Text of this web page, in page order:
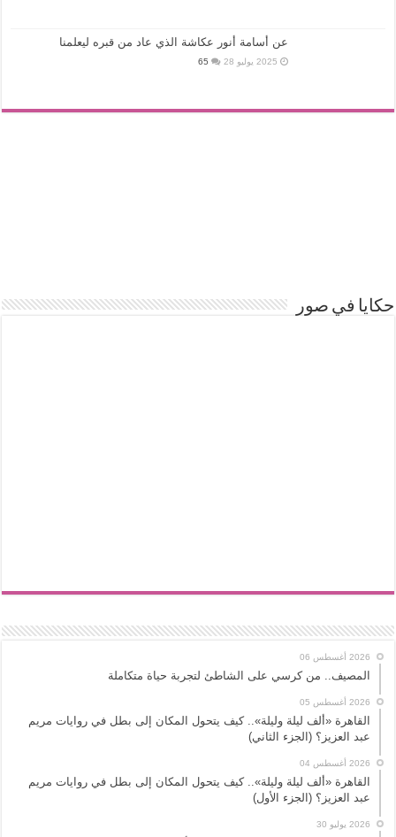
عن أسامة أنور عكاشة الذي عاد من قبره ليعلمنا
2025 يوليو 28 65
حكايا في صور
2026 أغسطس 06
المصيف.. من كرسي على الشاطئ لتجربة حياة متكاملة
2026 أغسطس 05
القاهرة «ألف ليلة وليلة».. كيف يتحول المكان إلى بطل في روايات مريم
عبد العزيز؟ (الجزء الثاني)
2026 أغسطس 04
القاهرة «ألف ليلة وليلة».. كيف يتحول المكان إلى بطل في روايات مريم
عبد العزيز؟ (الجزء الأول)
2026 يوليو 30